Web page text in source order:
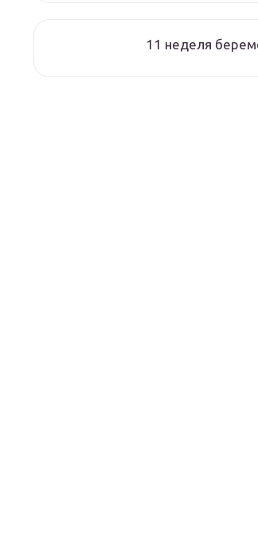
11 неделя